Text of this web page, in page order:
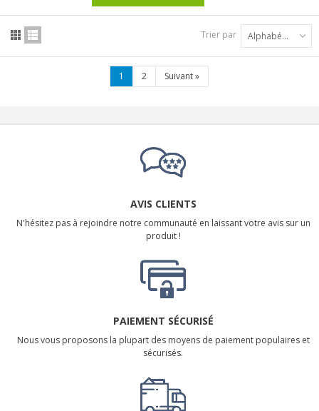
Trier par Alphabétique : A à Z
1 2 Suivant»
AVIS CLIENTS
N'hésitez pas à rejoindre notre communauté en laissant votre avis sur un
produit !
PAIEMENT SÉCURISÉ
Nous vous proposons la plupart des moyens de paiement populaires et
sécurisés.